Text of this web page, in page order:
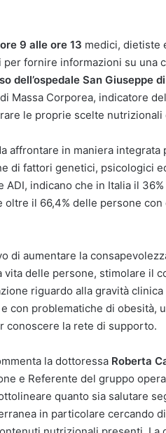
9 alle ore 13 medici, dietiste
fornire informazioni su una
dell’ospedale San Giuseppe
Massa Corporea, indicatore
le proprie scelte nutrizionali
affrontare in maniera
di fattori genetici, psicologici
ADI, indicano che in Italia il
oltre il 66,4% delle persone
di aumentare la
vita delle persone, stimolare il
riguardo alla gravità
con problematiche di obesità,
conoscere la rete di supporto.
la dottoressa Roberta
e Referente del gruppo
quanto sia salutare
in particolare cercando